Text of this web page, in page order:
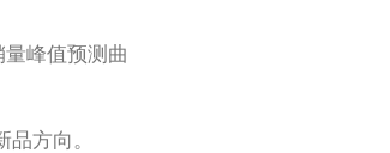
峰值预测曲
方向。